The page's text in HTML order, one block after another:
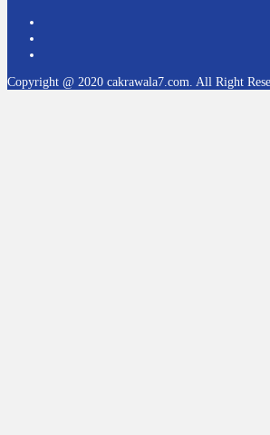
Copyright @ 2020 cakrawala7.com. All Right